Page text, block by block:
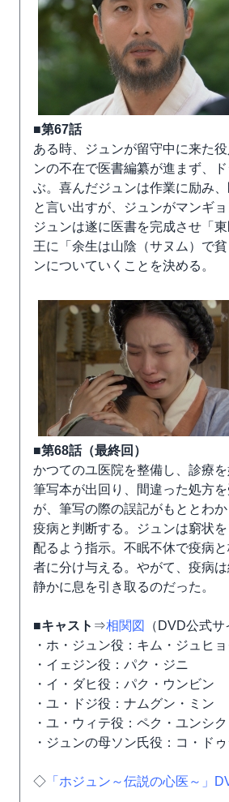
■第67話
ある時、ジュンが留守中に来た
ンの不在で医書編纂が進まず、
ぶ。喜んだジュンは作業に励み
と言い出すが、ジュンがマンギ
ジュンは遂に医書を完成させ「
王に「余生は山陰（サヌム）で
ンについていくことを決める。
■第68話（最終回）
かつてのユ医院を整備し、診療
筆写本が出回り、間違った処方
が、筆写の際の誤記がもととわ
疫病と判断する。ジュンは窮状
配るよう指示。不眠不休で疫病
者に分け与える。やがて、疫病
静かに息を引き取るのだった。
■キャスト ⇒相関図
（DVD公式サ
・ホ・ジュン役：キム・ジュヒョ
・イェジン役：パク・ジニ
・イ・ダヒ役：パク・ウンビン
・ユ・ドジ役：ナムグン・ミン
・ユ・ウィテ役：ペク・ユンシク
・ジュンの母ソン氏役：コ・ド
◇ 「ホジュン～伝説の心医～」